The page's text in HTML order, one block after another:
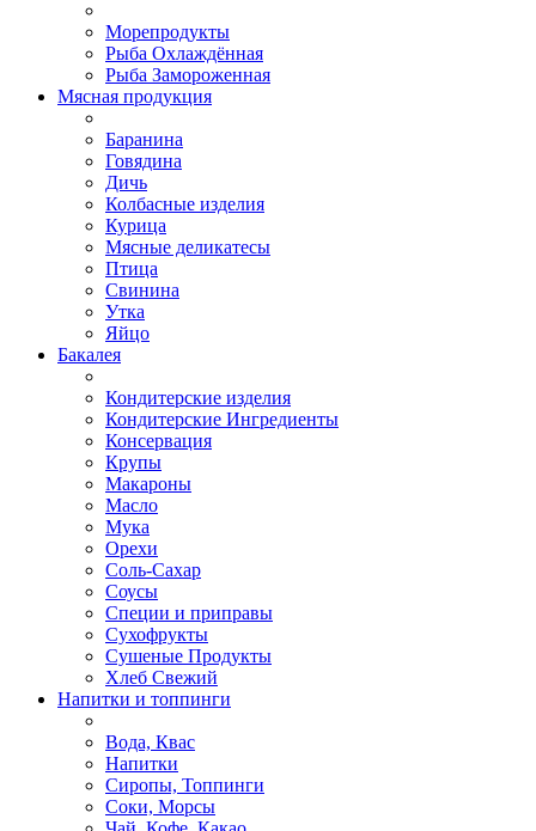
Морепродукты
Рыба Охлаждённая
Рыба Замороженная
Мясная продукция
Баранина
Говядина
Дичь
Колбасные изделия
Курица
Мясные деликатесы
Птица
Свинина
Утка
Яйцо
Бакалея
Кондитерские изделия
Кондитерские Ингредиенты
Консервация
Крупы
Макароны
Масло
Мука
Орехи
Соль-Сахар
Соусы
Специи и приправы
Сухофрукты
Сушеные Продукты
Хлеб Свежий
Напитки и топпинги
Вода, Квас
Напитки
Сиропы, Топпинги
Соки, Морсы